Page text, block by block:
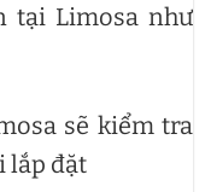
tại Limosa như
sẽ kiểm tra
lắp đặt